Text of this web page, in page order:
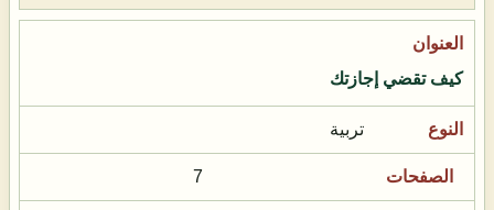
كيف تقضي إجازتك
تربية
7